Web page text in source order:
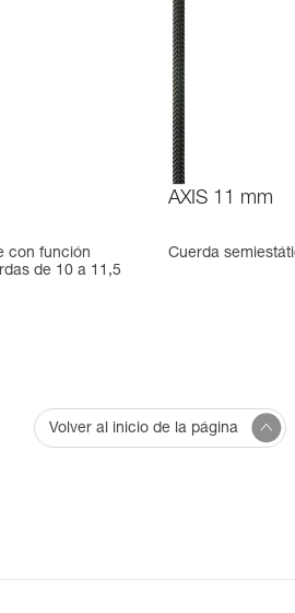
con función
de 10 a 11,5
AXIS 11 mm
Cuerda
Volver al inicio de la página